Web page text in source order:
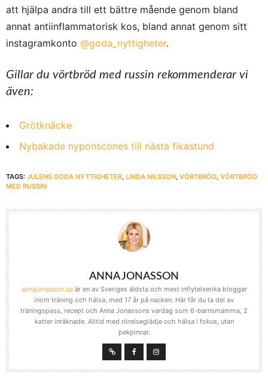
att hjälpa andra till ett bättre mående genom bland
annat antiinflammatorisk kos, bland annat genom sitt
instagramkonto @goda_nyttigheter.
Gillar du vörtbröd med russin rekommenderar vi
även:
Grötknäcke
Nybakade nyponscones till nästa fikastund
TAGS: JULENS GODA NYTTIGHETER, LINDA NILSSON, VÖRTBRÖD, VÖRTBRÖD
MED RUSSIN
ANNA JONASSON
annajonasson.seär en av Sveriges äldsta och mest inflytelserika bloggar
inom träning och hälsa, med 17 år på nacken. Här får du ta del av
träningspass, recept och Anna Jonassons vardag som 6-barnsmamma, 2
katter inräknade. Alltid med rörelseglädje och hälsa i fokus, utan
pekpinnar.